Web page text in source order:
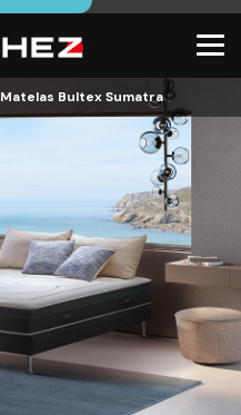
Matelas Bultex Sumatra